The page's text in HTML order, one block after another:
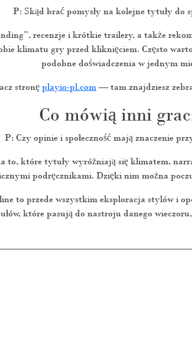
P: Skąd brać pomysły na kolejne tytuły do
recenzje i krótkie trailery, a także
klimatu gry przed kliknięciem. Często
podobne doświadczenia w jednym
stronę playio-pl.com — tam znajdziesz
Co mówią inni
P: Czy opinie i społeczność mają znaczenie
to, które tytuły wyróżniają się klimatem,
podręcznikami. Dzięki nim można
to przede wszystkim eksploracja stylów i
które pasują do nastroju danego